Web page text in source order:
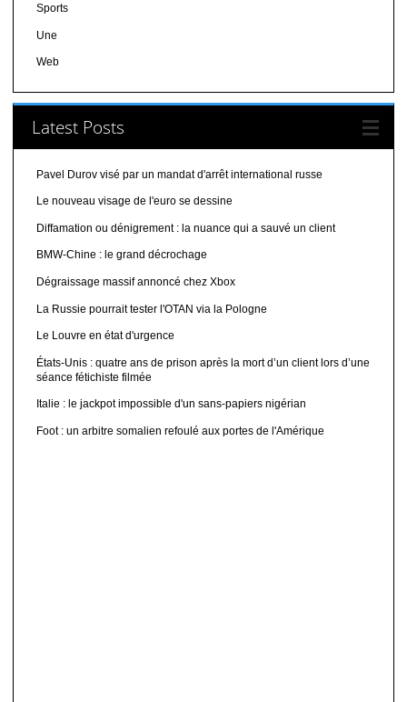
Sports
Une
Web
Latest Posts
Pavel Durov visé par un mandat d'arrêt international russe
Le nouveau visage de l'euro se dessine
Diffamation ou dénigrement : la nuance qui a sauvé un client
BMW-Chine : le grand décrochage
Dégraissage massif annoncé chez Xbox
La Russie pourrait tester l'OTAN via la Pologne
Le Louvre en état d'urgence
États-Unis : quatre ans de prison après la mort d’un client lors d’une
séance fétichiste filmée
Italie : le jackpot impossible d'un sans-papiers nigérian
Foot : un arbitre somalien refoulé aux portes de l'Amérique